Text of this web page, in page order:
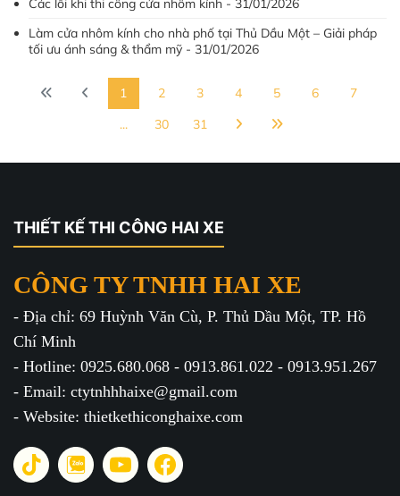
Làm cửa nhôm kính cho nhà phố tại Thủ Dầu Một – Giải pháp
tối ưu ánh sáng & thẩm mỹ - 31/01/2026
1 2 3 4 5 6
7
...
30 31
THIẾT KẾ THI CÔNG HAI XE
CÔNG TY TNHH HAI XE
- Địa chỉ: 69 Huỳnh Văn Cù, P. Thủ Dầu Một, TP. Hồ
Chí Minh
- Hotline: 0925.680.068 - 0913.861.022 - 0913.951.267
- Email: ctytnhhhaixe@gmail.com
- Website: thietkethiconghaixe.com